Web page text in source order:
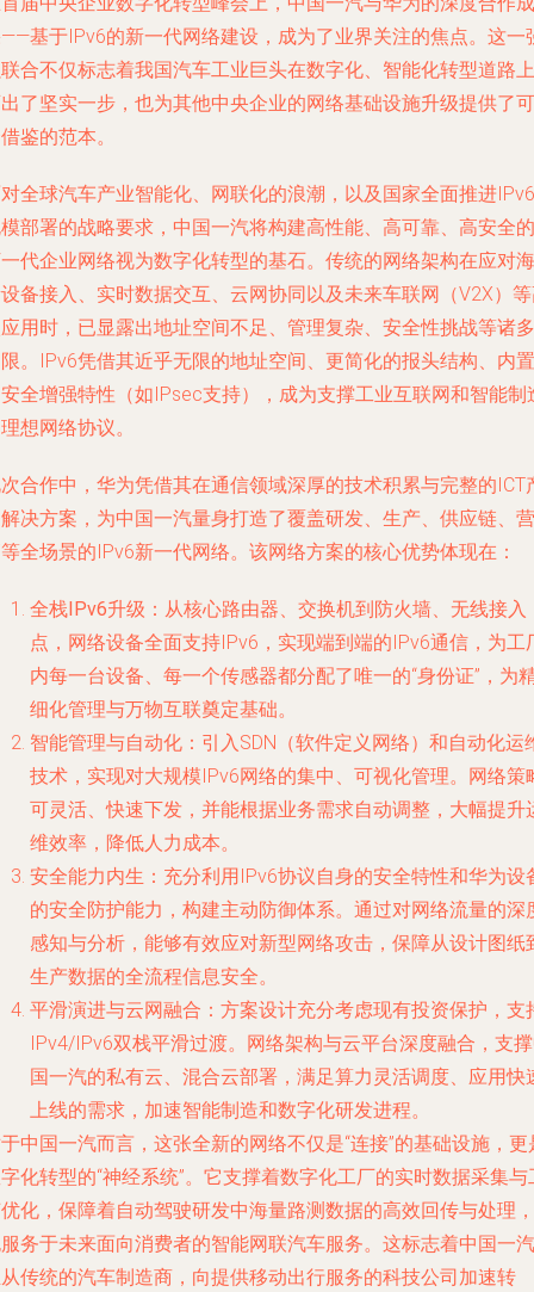
基于IPv6的新一代网络建设，成为了业界关注的焦点。这一
合不仅标志着我国汽车工业巨头在数字化、智能化转型道路上
了坚实一步，也为其他中央企业的网络基础设施升级提供了可
鉴的范本。
全球汽车产业智能化、网联化的浪潮，以及国家全面推进IPv6
部署的战略要求，中国一汽将构建高性能、高可靠、高安全的
代企业网络视为数字化转型的基石。传统的网络架构在应对海
备接入、实时数据交互、云网协同以及未来车联网（V2X）
用时，已显露出地址空间不足、管理复杂、安全性挑战等诸多
。IPv6凭借其近乎无限的地址空间、更简化的报头结构、内置
全增强特性（如IPsec支持），成为支撑工业互联网和智能制
想网络协议。
合作中，华为凭借其在通信领域深厚的技术积累与完整的ICT
决方案，为中国一汽量身打造了覆盖研发、生产、供应链、营
全场景的IPv6新一代网络。该网络方案的核心优势体现在：
全栈IPv6升级 ：从核心路由器、交换机到防火墙、无线接入
点，网络设备全面支持IPv6，实现端到端的IPv6通信，为工
内每一台设备、每一个传感器都分配了唯一的“身份证”，为
细化管理与万物互联奠定基础。
智能管理与自动化 ：引入SDN（软件定义网络）和自动化运
技术，实现对大规模IPv6网络的集中、可视化管理。网络策
可灵活、快速下发，并能根据业务需求自动调整，大幅提升
维效率，降低人力成本。
安全能力内生 ：充分利用IPv6协议自身的安全特性和华为设
的安全防护能力，构建主动防御体系。通过对网络流量的深
感知与分析，能够有效应对新型网络攻击，保障从设计图纸
生产数据的全流程信息安全。
平滑演进与云网融合 ：方案设计充分考虑现有投资保护，支
IPv4/IPv6双栈平滑过渡。网络架构与云平台深度融合，支
国一汽的私有云、混合云部署，满足算力灵活调度、应用快
上线的需求，加速智能制造和数字化研发进程。
中国一汽而言，这张全新的网络不仅是“连接”的基础设施，更
化转型的“神经系统”。它支撑着数字化工厂的实时数据采集与
化，保障着自动驾驶研发中海量路测数据的高效回传与处理，
务于未来面向消费者的智能网联汽车服务。这标志着中国一汽
传统的汽车制造商，向提供移动出行服务的科技公司加速转